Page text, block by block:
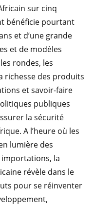
sur cinq
bénéficie pourtant
et d’une grande
et de modèles
rondes, les
richesse des produits
et savoir-faire
publiques
la sécurité
A l’heure où les
lumière des
la
révèle dans le
pour se réinventer